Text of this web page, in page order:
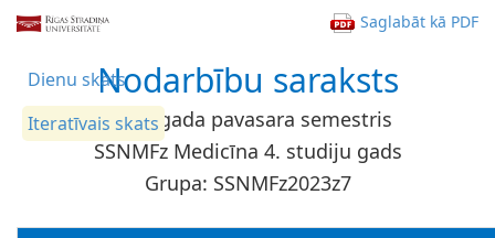
Saglabāt kā PDF
Dienu skats
Iteratīvais skats
Nodarbību saraksts
2026. gada pavasara semestris
SSNMFz Medicīna 4. studiju gads
Grupa: SSNMFz2023z7